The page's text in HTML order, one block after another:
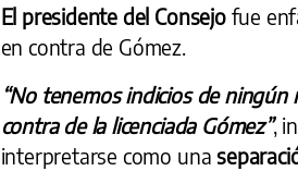
El presidente del Consejofue
en contra de Gómez.
“No tenemos indicios de
contra de la licenciada Gómez”,
interpretarse como una